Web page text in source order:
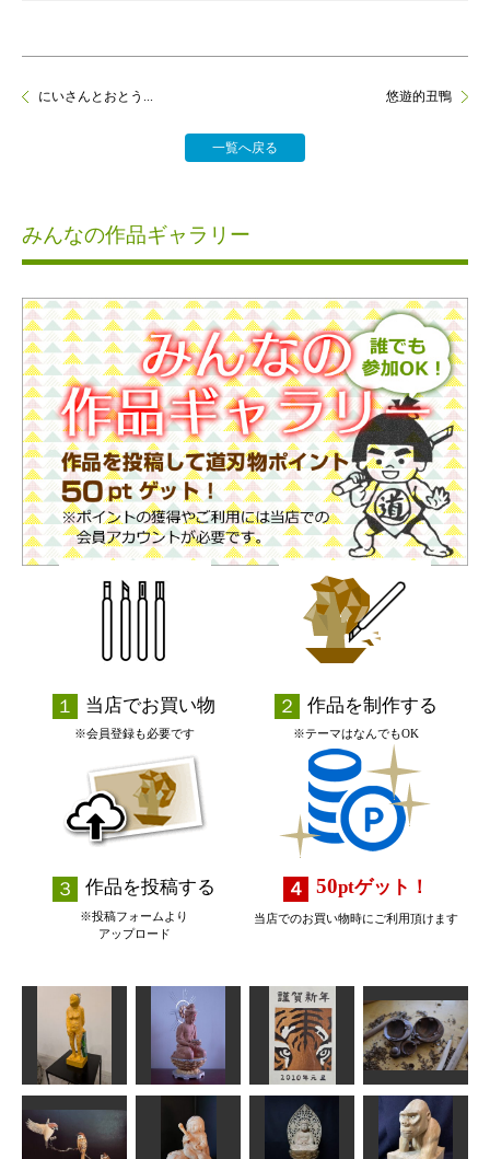
にいさんとおとう...
一覧へ戻る
悠遊的丑鴨
みんなの作品ギャラリー
当店でお買い物
※会員登録も必要です
作品を制作する
※テーマはなんでもOK
作品を投稿する
※投稿フォームより
アップロード
50ptゲット！
当店でのお買い物時にご利用頂けます
Day Dream
年賀状「寅」
１
三日月のスク